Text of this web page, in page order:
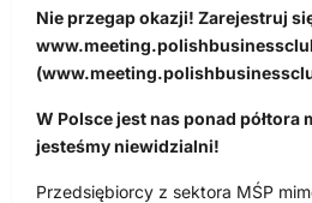
Nie przegap okazji! Zarejestruj
W Polsce jest nas ponad półtora
jesteśmy niewidzialni!
Przedsiębiorcy z sektora MŚP